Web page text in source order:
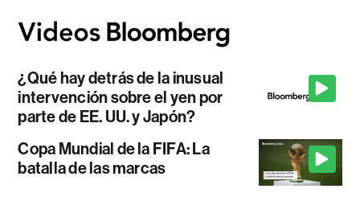
¿Qué hay detrás de la inusual
intervención sobre el yen por
parte de EE. UU. y Japón?
Copa Mundial de la FIFA: La
batalla de las marcas